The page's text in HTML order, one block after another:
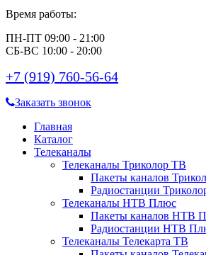
Время работы:
ПН-ПТ 09:00 - 21:00
СБ-ВС 10:00 - 20:00
+7 (919) 760-56-64
Заказать звонок
Главная
Каталог
Телеканалы
Телеканалы Триколор ТВ
Пакеты каналов
Радиостанции
Телеканалы НТВ Плюс
Пакеты каналов НТВ
Радиостанции НТВ
Телеканалы Телекарта ТВ